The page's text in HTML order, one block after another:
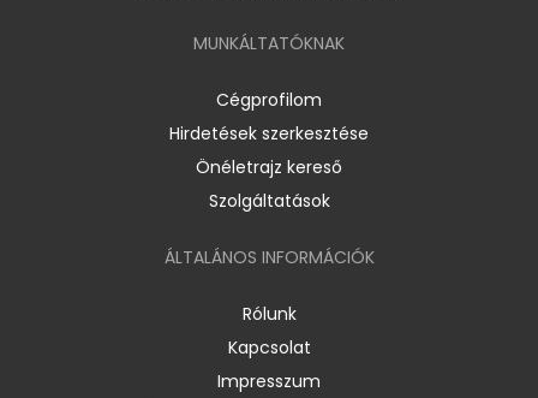
MUNKÁLTATÓKNAK
Cégprofilom
Hirdetések szerkesztése
Önéletrajz kereső
Szolgáltatások
ÁLTALÁNOS INFORMÁCIÓK
Rólunk
Kapcsolat
Impresszum